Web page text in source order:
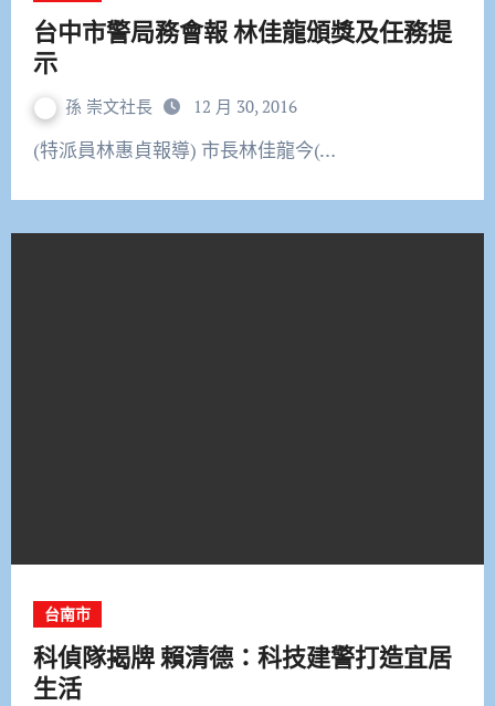
台中市警局務會報 林佳龍頒獎及任務提
示
孫 崇文社長 12 月 30, 2016
(特派員林惠貞報導) 市長林佳龍今(…
台南市
科偵隊揭牌 賴清德：科技建警打造宜居
生活